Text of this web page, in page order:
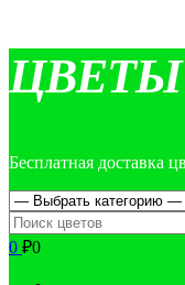
ЦВЕТЫ
Бесплатная доставка
0 ₽0